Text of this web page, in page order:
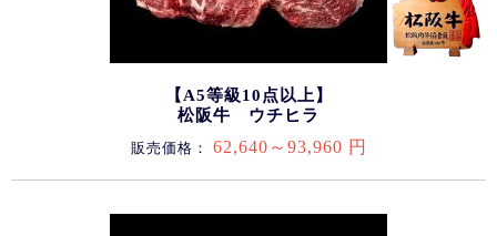
【A5等級10点以上】
松阪牛 ウチヒラ
販売価格： 62,640～93,960 円